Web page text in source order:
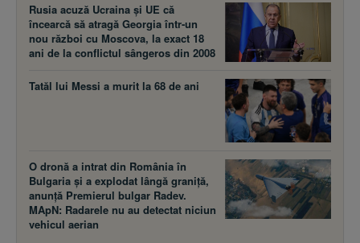
Rusia acuză Ucraina şi UE că
încearcă să atragă Georgia într-un
nou război cu Moscova, la exact 18
ani de la conflictul sângeros din 2008
Tatăl lui Messi a murit la 68 de ani
O dronă a intrat din România în
Bulgaria și a explodat lângă graniță,
anunță Premierul bulgar Radev.
MApN: Radarele nu au detectat niciun
vehicul aerian